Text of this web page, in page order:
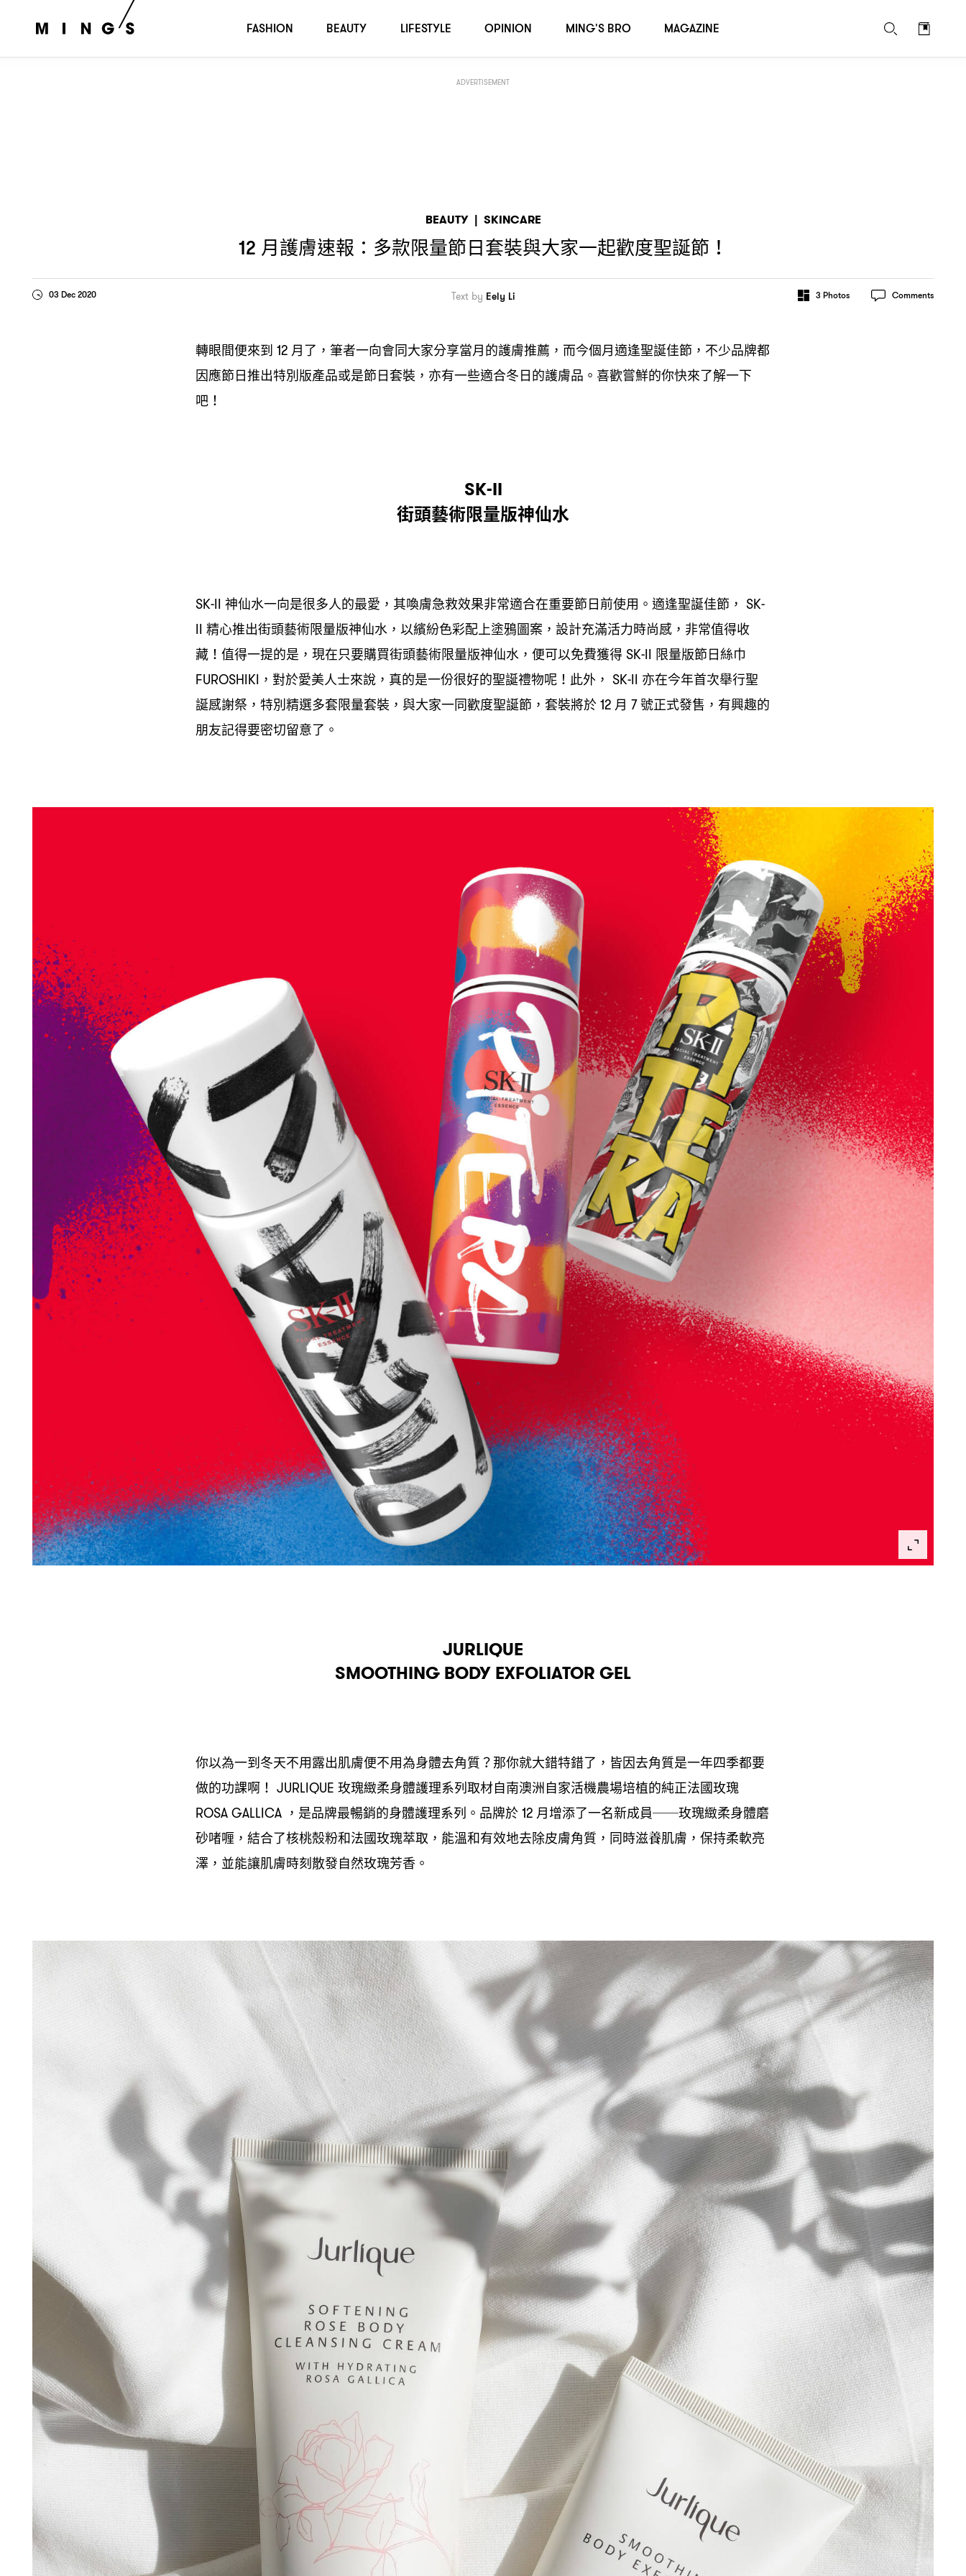
ADVERTISEMENT
BEAUTY | SKINCARE
12 月護膚速報 ： 多款限量節日套裝與大家一起歡度聖誕節 ！
03 Dec 2020 Text by Eely Li 3Photos Comments
轉眼間便來到 12 月了 ， 筆者一向會同大家分享當月的護膚推薦 ， 而今個月適逢聖誕佳節 ， 不少品牌都
因應節日推出特別版產品或是節日套裝 ， 亦有一些適合冬日的護膚品。喜歡嘗鮮的你快來了解一下
吧 ！
SK-II
街頭藝術限量版神仙水
SK-II 神仙水一向是很多人的最愛 ， 其喚膚急救效果非常適合在重要節日前使用。適逢聖誕佳節 ， SK-
II 精心推出街頭藝術限量版神仙水 ， 以繽紛色彩配上塗鴉圖案 ， 設計充滿活力時尚感 ， 非常值得收
藏 ！ 值得一提的是 ， 現在只要購買街頭藝術限量版神仙水 ， 便可以免費獲得 SK-II 限量版節日絲巾
FUROSHIKI， 對於愛美人士來說 ， 真的是一份很好的聖誕禮物呢 ！ 此外 ， SK-II 亦在今年首次舉行聖
誕感謝祭 ， 特別精選多套限量套裝 ， 與大家一同歡度聖誕節 ， 套裝將於12 月 7號正式發售 ， 有興趣的
朋友記得要密切留意了。
JURLIQUE
SMOOTHING BODY EXFOLIATOR GEL
你以為一到冬天不用露出肌膚便不用為身體去角質？那你就大錯特錯了 ， 皆因去角質是一年四季都要
做的功課啊 ！ JURLIQUE 玫瑰緻柔身體護理系列取材自南澳洲自家活機農場培植的純正法國玫瑰
ROSA GALLICA ， 是品牌最暢銷的身體護理系列。品牌於12 月增添了一名新成員──玫瑰緻柔身體磨
砂啫喱 ， 結合了核桃殼粉和法國玫瑰萃取 ， 能溫和有效地去除皮膚角質 ， 同時滋養肌膚 ， 保持柔軟亮
澤 ， 並能讓肌膚時刻散發自然玫瑰芳香。
FASHION BEAUTY LIFESTYLE OPINION MING'S BRO MAGAZINE
月護膚速報： ！